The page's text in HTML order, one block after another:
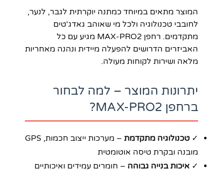
המוצר מתאים במיוחד כמתנה יוקרתית לגבר, לנער,
לחובבי טכנולוגיה ולכל מי שאוהב גאדג'טים
מתקדמים. רחפן MAX-PRO2 מגיע עם כל
האביזרים הדרושים להפעלה מיידית ונהנה מאחריות
מלאה ושירות לקוחות מעולה.
יתרונות המוצר – למה לבחור
ברחפן MAX-PRO2?
✓ טכנולוגיה מתקדמת
– מערכות ייצוב חכמות, GPS
מובנה ובקרת טיסה אוטומטית
✓ איכות בנייה גבוהה – חומרים עמידים ואיכותיים